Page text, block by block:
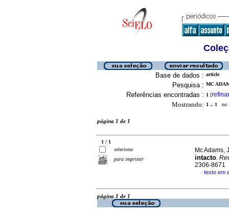
Base de dados : article
Pesquisa : MC
Referências encontradas : 1 [refinar
Mostrando: 1 .. 1 no
página 1 de 1
1 / 1
seleciona
para imprimir
Mc Adams,
intacto.
2306-8671
· texto em
página 1 de 1